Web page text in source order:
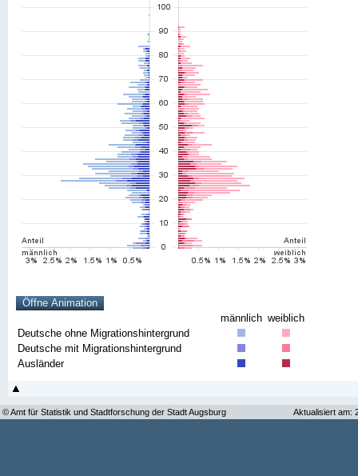
männlich weiblich
Deutsche ohne Migrationshintergrund
Deutsche mit Migrationshintergrund
Ausländer
© Amt für Statistik und Stadtforschung der Stadt Augsburg Aktualisiert am: